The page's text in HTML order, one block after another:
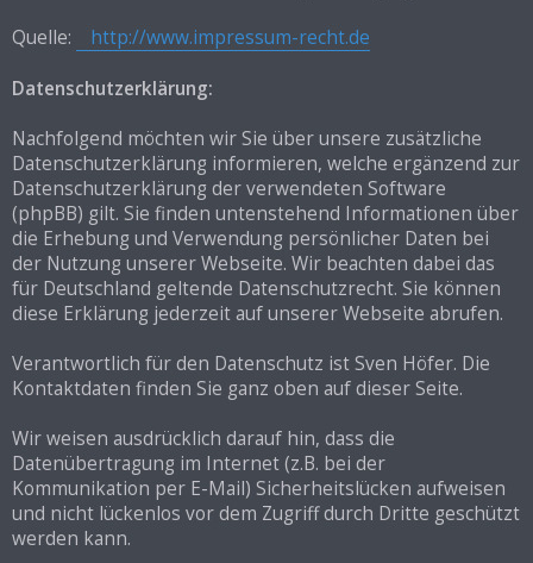
Quelle: http://www.impressum-recht.de
Datenschutzerklärung:
Nachfolgend möchten wir Sie über unsere zusätzliche
Datenschutzerklärung informieren, welche ergänzend zur
Datenschutzerklärung der verwendeten Software
(phpBB) gilt. Sie finden untenstehend Informationen über
die Erhebung und Verwendung persönlicher Daten bei
der Nutzung unserer Webseite. Wir beachten dabei das
für Deutschland geltende Datenschutzrecht. Sie können
diese Erklärung jederzeit auf unserer Webseite abrufen.
Verantwortlich für den Datenschutz ist Sven Höfer. Die
Kontaktdaten finden Sie ganz oben auf dieser Seite.
Wir weisen ausdrücklich darauf hin, dass die
Datenübertragung im Internet (z.B. bei der
Kommunikation per E-Mail) Sicherheitslücken aufweisen
und nicht lückenlos vor dem Zugriff durch Dritte geschützt
werden kann.